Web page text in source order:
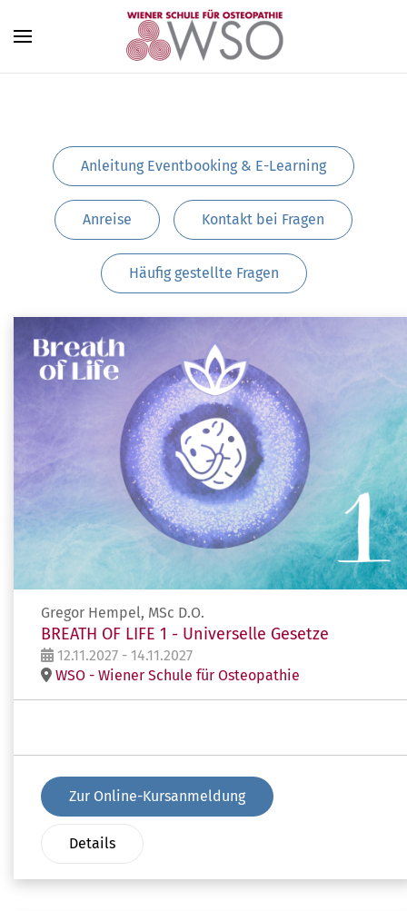
Zum Hauptinhalt springen
Anleitung Eventbooking & E-Learning
Anreise Kontakt bei Fragen
Häufig gestellte Fragen
Gregor Hempel, MSc D.O.
BREATH OF LIFE 1 - Universelle Gesetze
12.11.2027 - 14.11.2027
WSO - Wiener Schule für Osteopathie
Zur Online-Kursanmeldung
Details